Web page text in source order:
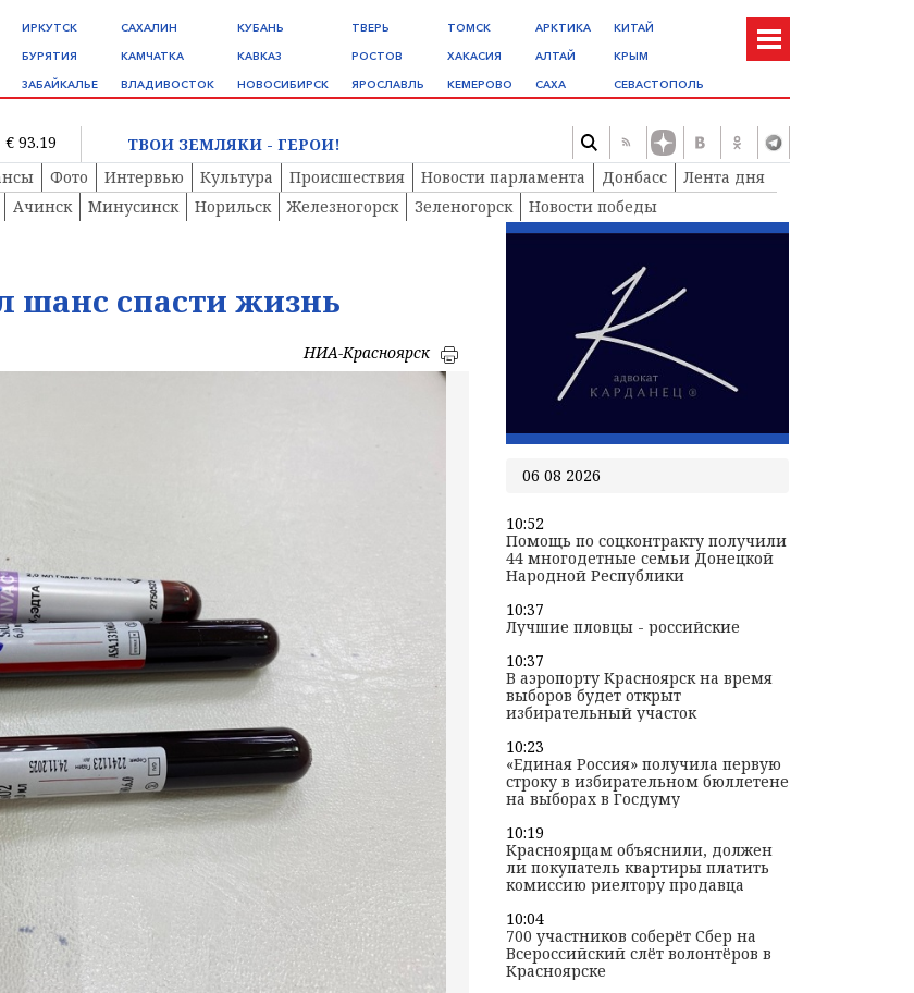
ИРКУТСК
БУРЯТИЯ
ЗАБАЙКАЛЬЕ
САХАЛИН
КАМЧАТКА
ВЛАДИВОСТОК
КУБАНЬ
КАВКАЗ
НОВОСИБИРСК
ТВЕРЬ
РОСТОВ
ЯРОСЛАВЛЬ
ТОМСК
ХАКАСИЯ
КЕМЕРОВО
АРКТИКА
АЛТАЙ
САХА
КИТАЙ
КРЫМ
СЕВАСТОПОЛЬ
€ 93.19
ТВОИ ЗЕМЛЯКИ - ГЕРОИ!
Фото Интервью Культура Происшествия Новости парламента Донбасс
Лента дня
Ачинск Минусинск Норильск Железногорск Зеленогорск
Новости победы
шанс спасти жизнь
НИА-Красноярск
06 08 2026
10:52
Помощь по соцконтракту получили
44 многодетные семьи Донецкой
Народной Республики
10:37
Лучшие пловцы - российские
10:37
В аэропорту Красноярск на время
выборов будет открыт
избирательный участок
10:23
«Единая Россия» получила первую
строку в избирательном бюллетене
на выборах в Госдуму
10:19
Красноярцам объяснили, должен
ли покупатель квартиры платить
комиссию риелтору продавца
10:04
700 участников соберёт Сбер на
Всероссийский слёт волонтёров в
Красноярске